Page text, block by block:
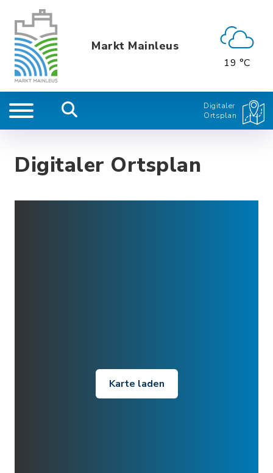
Markt Mainleus
19 °C
Digitaler
Ortsplan
Digitaler Ortsplan
Karte laden